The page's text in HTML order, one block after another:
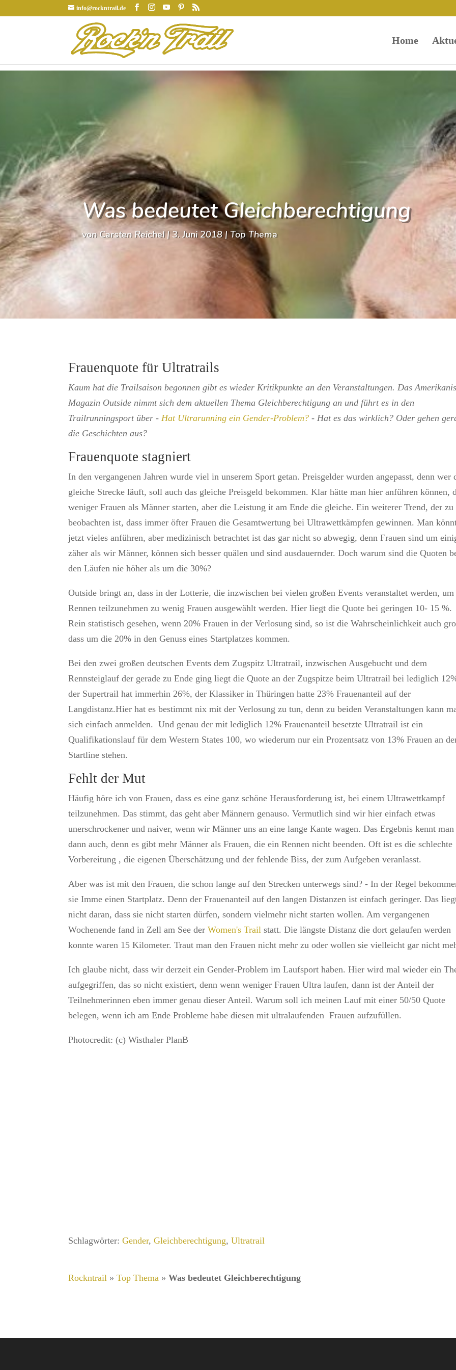
info@rockntrail.de
Home
Was bedeutet Gleichberechtigung
vonCarsten Reichel|3. Juni 2018|Top Thema
Frauenquote für Ultratrails
Kaum hat die Trailsaison begonnen gibt es wieder Kritikpunkte an den Veranstaltungen. Das
Magazin Outside nimmt sich dem aktuellen Thema Gleichberechtigung an und führt es in den
Trailrunningsport über -Hat Ultrarunning ein Gender-Problem? - Hat es das wirklich? Oder gehen
die Geschichten aus?
Frauenquote stagniert
In den vergangenen Jahren wurde viel in unserem Sport getan. Preisgelder wurden angepasst, denn wer
gleiche Strecke läuft, soll auch das gleiche Preisgeld bekommen. Klar hätte man hier anführen können,
weniger Frauen als Männer starten, aber die Leistung it am Ende die gleiche. Ein weiterer Trend, der zu
beobachten ist, dass immer öfter Frauen die Gesamtwertung bei Ultrawettkämpfen gewinnen. Man
jetzt vieles anführen, aber medizinisch betrachtet ist das gar nicht so abwegig, denn Frauen sind um
zäher als wir Männer, können sich besser quälen und sind ausdauernder. Doch warum sind die Quoten
den Läufen nie höher als um die 30%?
Outside bringt an, dass in der Lotterie, die inzwischen bei vielen großen Events veranstaltet werden, um
Rennen teilzunehmen zu wenig Frauen ausgewählt werden. Hier liegt die Quote bei geringen 10- 15 %.
Rein statistisch gesehen, wenn 20% Frauen in der Verlosung sind, so ist die Wahrscheinlichkeit auch
dass um die 20% in den Genuss eines Startplatzes kommen.
Bei den zwei großen deutschen Events dem Zugspitz Ultratrail, inzwischen Ausgebucht und dem
Rennsteiglauf der gerade zu Ende ging liegt die Quote an der Zugspitze beim Ultratrail bei lediglich
der Supertrail hat immerhin 26%, der Klassiker in Thüringen hatte 23% Frauenanteil auf der
Langdistanz.Hier hat es bestimmt nix mit der Verlosung zu tun, denn zu beiden Veranstaltungen kann
sich einfach anmelden. Und genau der mit lediglich 12% Frauenanteil besetzte Ultratrail ist ein
Qualifikationslauf für dem Western States 100, wo wiederum nur ein Prozentsatz von 13% Frauen an
Startline stehen.
Fehlt der Mut
Häufig höre ich von Frauen, dass es eine ganz schöne Herausforderung ist, bei einem Ultrawettkampf
teilzunehmen. Das stimmt, das geht aber Männern genauso. Vermutlich sind wir hier einfach etwas
unerschrockener und naiver, wenn wir Männer uns an eine lange Kante wagen. Das Ergebnis kennt man
dann auch, denn es gibt mehr Männer als Frauen, die ein Rennen nicht beenden. Oft ist es die schlechte
Vorbereitung , die eigenen Überschätzung und der fehlende Biss, der zum Aufgeben veranlasst.
Aber was ist mit den Frauen, die schon lange auf den Strecken unterwegs sind? - In der Regel
sie Imme einen Startplatz. Denn der Frauenanteil auf den langen Distanzen ist einfach geringer. Das
nicht daran, dass sie nicht starten dürfen, sondern vielmehr nicht starten wollen. Am vergangenen
Wochenende fand in Zell am See derWomen's Trail statt. Die längste Distanz die dort gelaufen werden
konnte waren 15 Kilometer. Traut man den Frauen nicht mehr zu oder wollen sie vielleicht gar nicht
Ich glaube nicht, dass wir derzeit ein Gender-Problem im Laufsport haben. Hier wird mal wieder ein
aufgegriffen, das so nicht existiert, denn wenn weniger Frauen Ultra laufen, dann ist der Anteil der
Teilnehmerinnen eben immer genau dieser Anteil. Warum soll ich meinen Lauf mit einer 50/50 Quote
belegen, wenn ich am Ende Probleme habe diesen mit ultralaufenden Frauen aufzufüllen.
Photocredit: (c) Wisthaler PlanB
Schlagwörter:Gender,Gleichberechtigung,Ultratrail
Rockntrail »Top Thema »Was bedeutet Gleichberechtigung